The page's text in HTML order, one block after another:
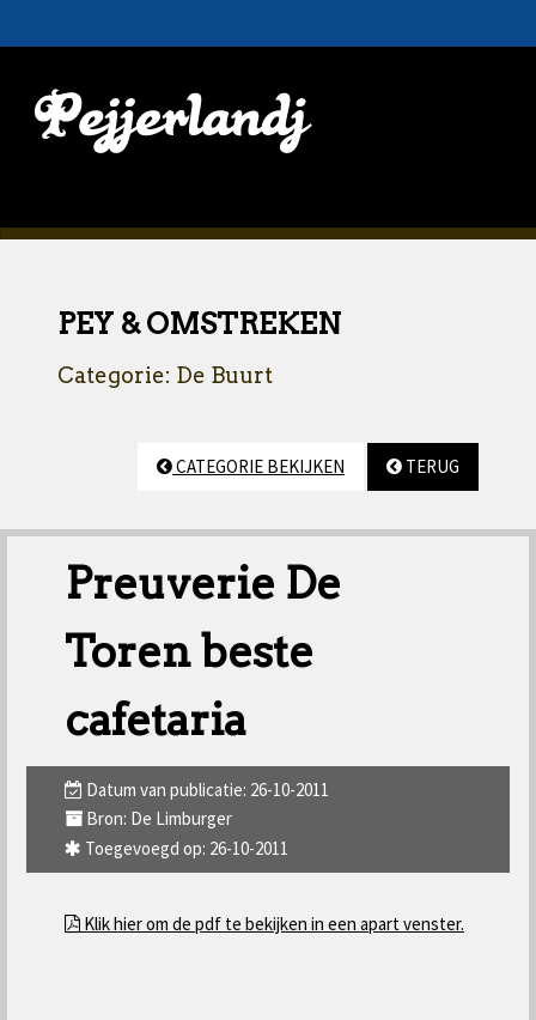
PEY & OMSTREKEN
Categorie: De Buurt
CATEGORIE BEKIJKEN TERUG
Preuverie De
Toren beste
cafetaria
Datum van publicatie: 26-10-2011
Bron: De Limburger
Toegevoegd op: 26-10-2011
Klik hier om de pdf te bekijken in een apart venster.